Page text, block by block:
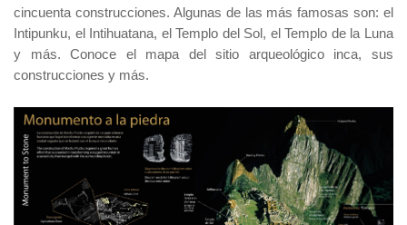
cincuenta construcciones. Algunas de las más famosas son: el
Intipunku, el Intihuatana, el Templo del Sol, el Templo de la Luna
y más. Conoce el mapa del sitio arqueológico inca, sus
construcciones y más.